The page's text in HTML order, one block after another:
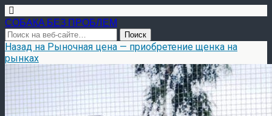
СОБАКА БЕЗ ПРОБЛЕМ
Назад на Рыночная цена — приобретение щенка на
рынках